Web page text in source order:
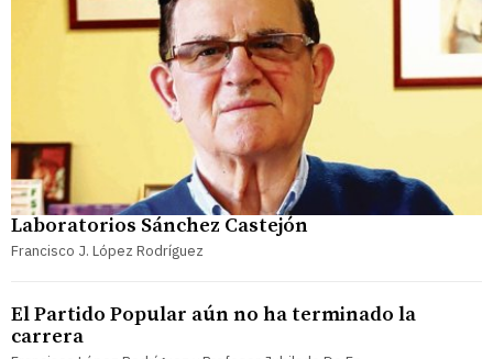
Laboratorios Sánchez Castejón
Francisco J. López Rodríguez
El Partido Popular aún no ha terminado la
carrera